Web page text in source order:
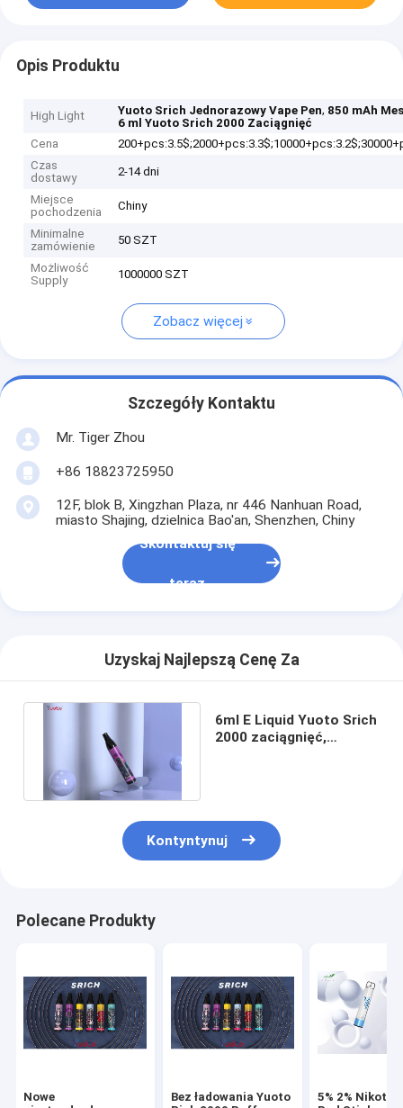
Opis Produktu
High Light Yuoto Srich Jednorazowy Vape Pen, 850 mAh
6 ml Yuoto Srich 2000 Zaciągnięć
Cena
Czas
dostawy
2-14 dni
Miejsce
pochodzenia
Chiny
Minimalne
zamówienie
50 SZT
Możliwość
Supply
1000000 SZT
Zobacz więcej
Szczegóły Kontaktu
Mr. Tiger Zhou
+86 18823725950
12F, blok B, Xingzhan Plaza, nr 446 Nanhuan Road,
miasto Shajing, dzielnica Bao'an, Shenzhen, Chiny
Skontaktuj się
teraz
Uzyskaj Najlepszą Cenę Za
6ml E Liquid Yuoto Srich
2000 zaciągnięć,
Kontyntynuj
Polecane Produkty
Nowe
Bez ładowania Yuoto
5% 2%